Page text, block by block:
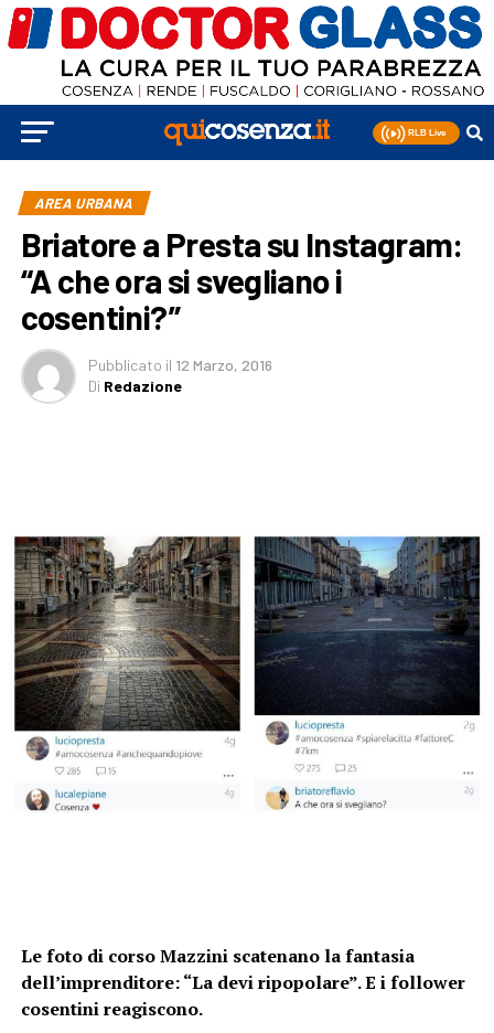
AREA URBANA
Briatore a Presta su Instagram:
“A che ora si svegliano i
cosentini?”
Pubblicato il 12 Marzo, 2016
Di Redazione
Le foto di corso Mazzini scatenano la fantasia
dell’imprenditore: “La devi ripopolare”. E i follower
cosentini reagiscono.